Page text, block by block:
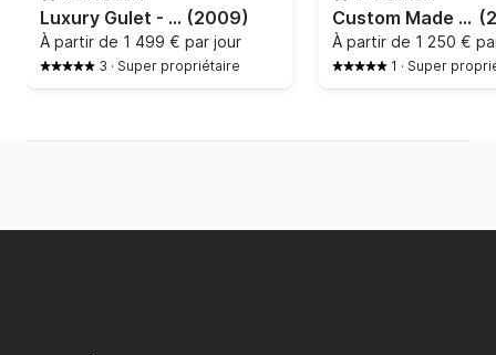
Luxury Gulet - Gncl (2009)
À partir de 1 499 € par jour
3 · Super propriétaire
Custom Made - Gulet
À partir de 1 250 €
1 · Super